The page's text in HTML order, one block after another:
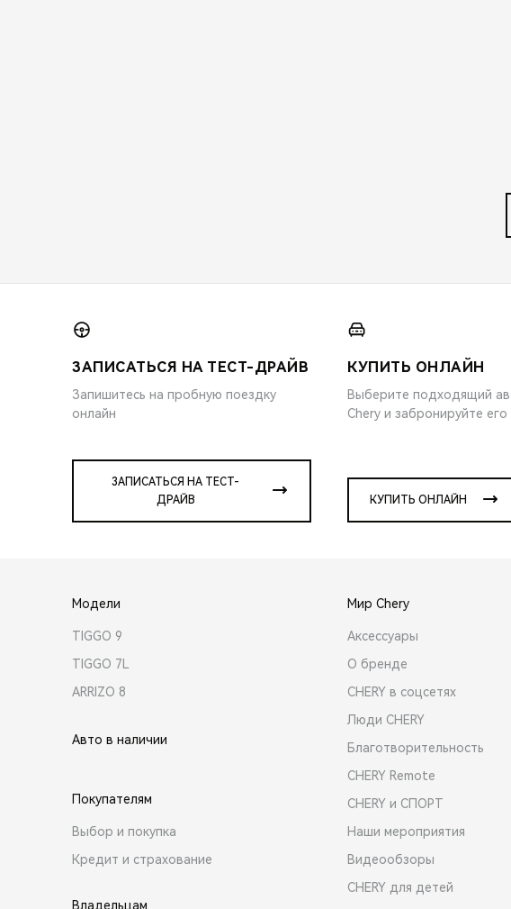
ЗАПИСАТЬСЯ НА ТЕСТ-ДРАЙВ
Запишитесь на пробную поездку
онлайн
ЗАПИСАТЬСЯ НА ТЕСТ-
ДРАЙВ
КУПИТЬ ОНЛАЙН
Выберите подходящий
Chery и забронируйте его
КУПИТЬ ОНЛАЙН
Модели
TIGGO 9
TIGGO 7L
ARRIZO 8
Авто в наличии
Покупателям
Выбор и покупка
Кредит и страхование
Владельцам
Мир Chery
Аксессуары
О бренде
CHERY в соцсетях
Люди CHERY
Благотворительность
CHERY Remote
CHERY и СПОРТ
Наши мероприятия
Видеообзоры
CHERY для детей